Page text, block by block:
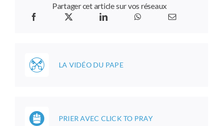
Partager cet article sur vos réseaux
LA VIDÉO DU PAPE
PRIER AVEC CLICK TO PRAY